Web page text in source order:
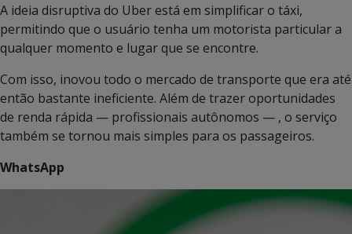
A ideia disruptiva do Uber está em simplificar o táxi,
permitindo que o usuário tenha um motorista particular a
qualquer momento e lugar que se encontre.
Com isso, inovou todo o mercado de transporte que era até
então bastante ineficiente. Além de trazer oportunidades
de renda rápida — profissionais autônomos — , o serviço
também se tornou mais simples para os passageiros.
WhatsApp